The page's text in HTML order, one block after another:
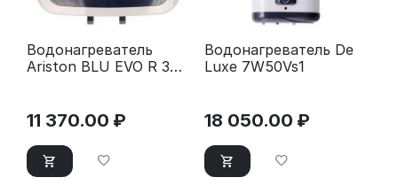
Водонагреватель
Ariston BLU EVO R 30
11 370.00 ₽
Водонагреватель De
Luxe 7W50Vs1
18 050.00 ₽